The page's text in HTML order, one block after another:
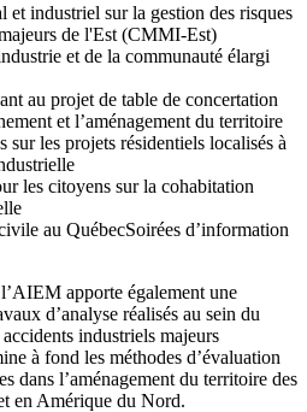
industriel sur la gestion des risques
de l'Est (CMMI-Est)
et de la communauté élargi
au projet de table de concertation
et l’aménagement du territoire
sur les projets résidentiels localisés à
les citoyens sur la cohabitation
au QuébecSoirées d’information
apporte également une
d’analyse réalisés au sein du
industriels majeurs
à fond les méthodes d’évaluation
dans l’aménagement du territoire des
en Amérique du Nord.